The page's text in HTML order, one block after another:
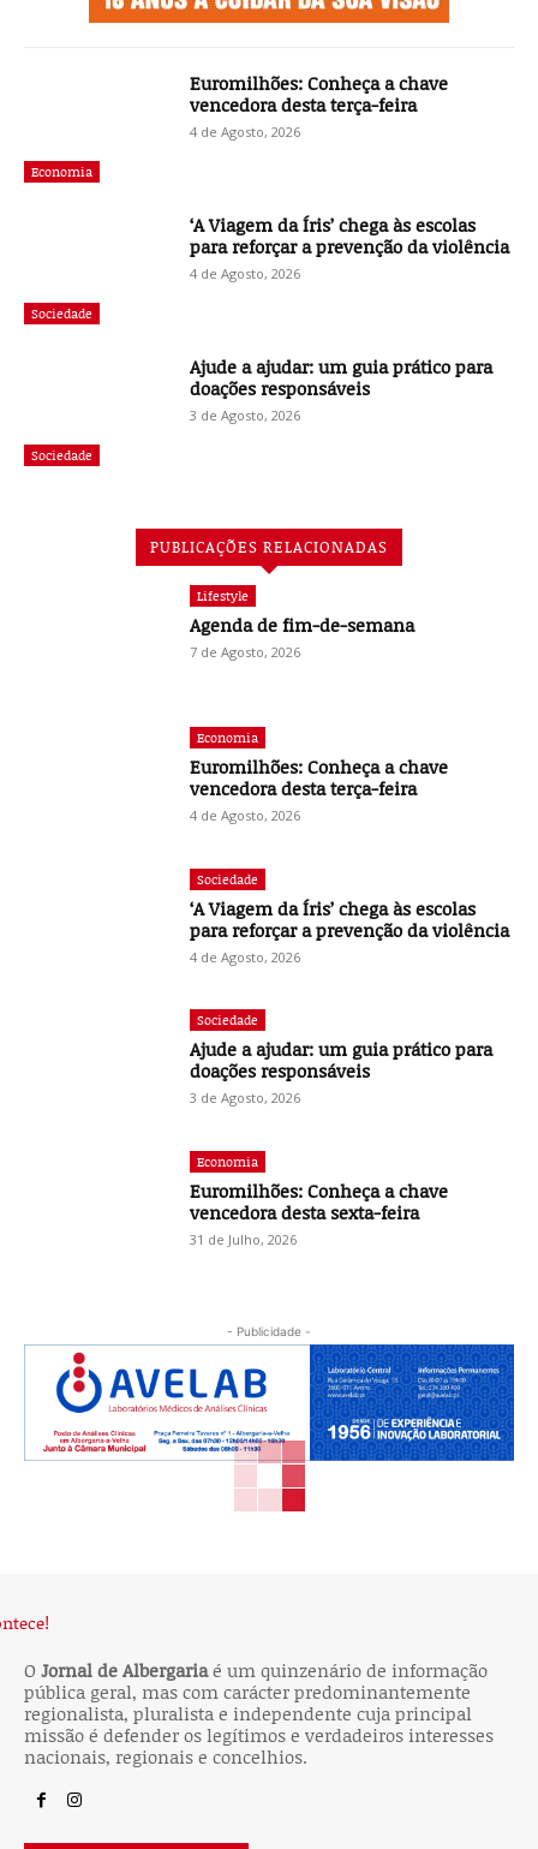
Economia
Euromilhões: Conheça a chave
vencedora desta terça-feira
4 de Agosto, 2026
Sociedade
‘A Viagem da Íris’ chega às escolas
para reforçar a prevenção da violência
4 de Agosto, 2026
Sociedade
Ajude a ajudar: um guia prático para
doações responsáveis
3 de Agosto, 2026
PUBLICAÇÕES RELACIONADAS
Lifestyle
Agenda de fim-de-semana
7 de Agosto, 2026
Economia
Euromilhões: Conheça a chave
vencedora desta terça-feira
4 de Agosto, 2026
Sociedade
‘A Viagem da Íris’ chega às escolas
para reforçar a prevenção da violência
4 de Agosto, 2026
Sociedade
Ajude a ajudar: um guia prático para
doações responsáveis
3 de Agosto, 2026
Economia
Euromilhões: Conheça a chave
vencedora desta sexta-feira
31 de Julho, 2026
- Publicidade -
O Jornal de Albergariaé um quinzenário de informação
pública geral, mas com carácter predominantemente
regionalista, pluralista e independente cuja principal
missão é defender os legítimos e verdadeiros interesses
nacionais, regionais e concelhios.